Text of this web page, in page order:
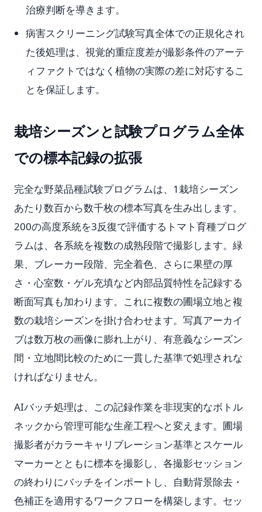
治療判断を導きます。
病害スクリーニング試験写真全体での正規化され
た後処理は、視覚的重症度差が撮影条件のアーテ
ィファクトではなく植物の実際の差に対応するこ
とを保証します。
栽培シーズンと試験プログラム全体
での標本記録の拡張
完全な野菜品種試験プログラムは、1栽培シーズン
あたり数百から数千枚の標本写真を生み出します。
200の高度系統を3反復で評価するトマト育種プログ
ラムは、各系統を複数の成熟段階で撮影します。緑
果、ブレーカー段階、完全着色、さらに果壁の厚
さ・心室数・ゲル充填など内部品質特性を記録する
断面写真も加わります。これに複数の圃場立地と複
数の栽培シーズンを掛け合わせます。写真アーカイ
ブは数万枚の画像に膨れ上がり、有意義なシーズン
間・立地間比較のために一貫した基準で処理されな
ければなりません。
AIバッチ処理は、この記録作業を非現実的なボトル
ネックから管理可能な生産工程へと変えます。圃場
撮影者がカラーキャリブレーション基準とスケール
マーカーとともに標本を撮影し、各撮影セッション
の終わりにバッチをインポートし、自動背景除去・
色補正を適用するワークフローを構築します。セッ